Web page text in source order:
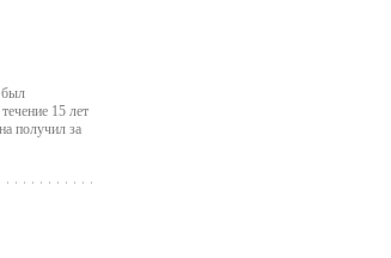
был
15 лет
получил за